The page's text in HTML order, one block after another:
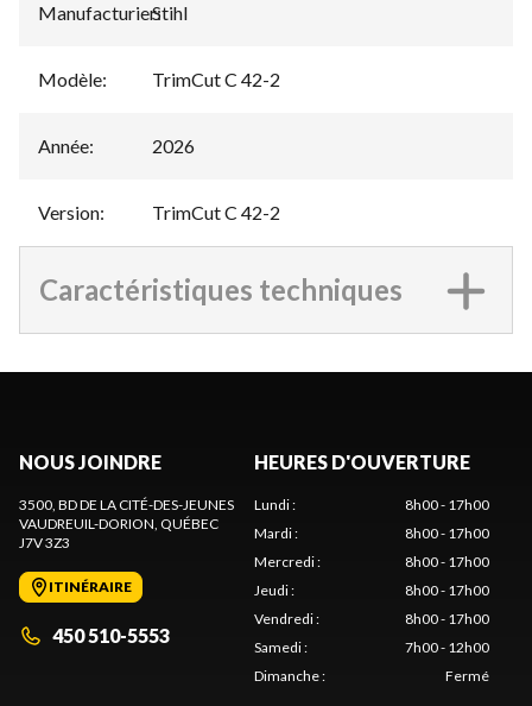
Manufacturier:
Stihl
Modèle: TrimCut C 42-2
Année: 2026
Version: TrimCut C 42-2
Caractéristiques techniques
NOUS JOINDRE
3500, BD DE LA CITÉ-DES-JEUNES
VAUDREUIL-DORION, QUÉBEC
J7V 3Z3
ITINÉRAIRE
450 510-5553
HEURES D'OUVERTURE
Lundi:
8h00 - 17h00
Mardi:
8h00 - 17h00
Mercredi:
8h00 - 17h00
Jeudi:
8h00 - 17h00
Vendredi:
8h00 - 17h00
Samedi:
7h00 - 12h00
Dimanche: Fermé